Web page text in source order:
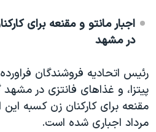
اجبار مانتو و مقنعه برای
در مشهد
رئیس اتحادیه فروشندگان
پیتزا، و غذاهای فانتزی در
مرداد اجباری شده است.